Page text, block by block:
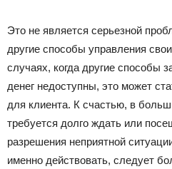
Это не является серьезной
другие способы управления
случаях, когда другие способы
денег недоступны, это может
для клиента. К счастью, в
требуется долго ждать или
разрешения неприятной
именно действовать, следует